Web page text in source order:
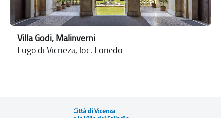
Villa Godi, Malinverni
Lugo di Vicneza, loc. Lonedo